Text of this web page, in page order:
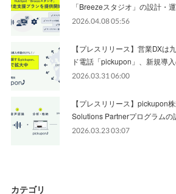
「Breezeスタジオ」の設計・
2026.04.08 05:56
【プレスリリース】営業DXは
ド電話「pickupon」、新規導
2026.03.31 06:00
【プレスリリース】pickupon
Solutions Partnerプログラム
2026.03.23 03:07
カテゴリ